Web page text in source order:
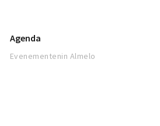
Agenda
Evenementenin Almelo